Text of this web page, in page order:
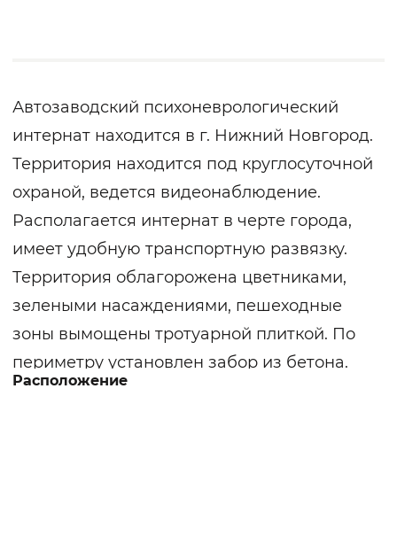
Автозаводский психоневрологический
интернат находится в г. Нижний Новгород.
Территория находится под круглосуточной
охраной, ведется видеонаблюдение.
Располагается интернат в черте города,
имеет удобную транспортную развязку.
Территория облагорожена цветниками,
зелеными насаждениями, пешеходные
зоны вымощены тротуарной плиткой. По
периметру установлен забор из бетона.
Учреждение оказывает социальное
Расположение